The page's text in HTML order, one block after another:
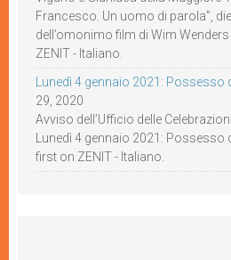
Francesco. Un uomo di parola”,
dell’omonimo film di Wim
ZENIT - Italiano.
Lunedì 4 gennaio 2021: Possesso
29, 2020
Avviso dell’Ufficio delle
Lunedì 4 gennaio 2021:
first on ZENIT - Italiano.